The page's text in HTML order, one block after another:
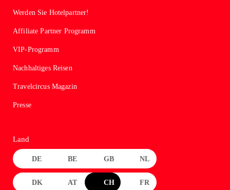
Werden Sie Hotelpartner!
Affiliate Partner Programm
VIP-Programm
Nachhaltiges Reisen
Travelcircus Magazin
Presse
Land
DE BE GB NL
DK AT CH FR